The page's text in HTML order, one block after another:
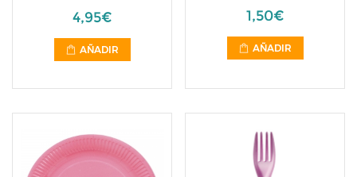
4,95€
AÑADIR
1,50€
AÑADIR